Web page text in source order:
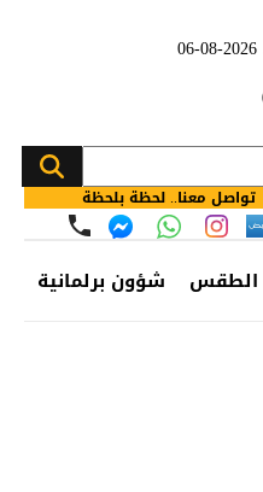
تواصل معنا.. لحظة بلحظة
الطقس شؤون برلمانية